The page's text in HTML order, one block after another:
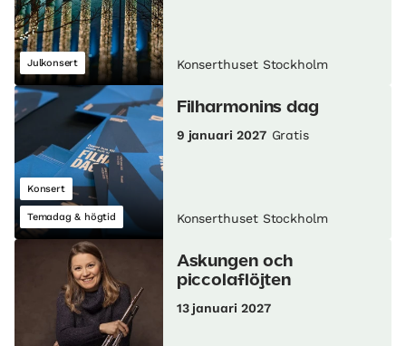
Julkonsert Konserthuset Stockholm
Konsert
Temadag & högtid
Filharmonins dag
9 januari 2027 Gratis
Konserthuset Stockholm
Askungen och
piccolaflöjten
13 januari 2027